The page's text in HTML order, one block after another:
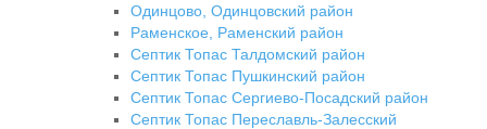
Одинцово, Одинцовский район
Раменское, Раменский район
Септик Топас Талдомский район
Септик Топас Пушкинский район
Септик Топас Сергиево-Посадский район
Септик Топас Переславль-Залесский